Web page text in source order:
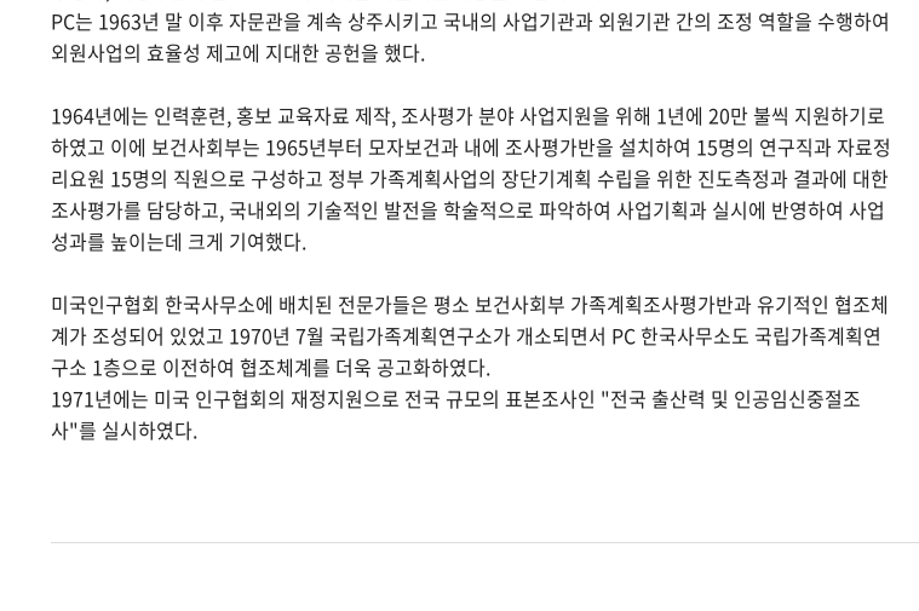
PC는 1963년 말 이후 자문관을 계속 상주시키고 국내의 사업기관과 외원기관 간의 조정 역할을 수행하여
외원사업의 효율성 제고에 지대한 공헌을 했다.
1964년에는 인력훈련, 홍보 교육자료 제작, 조사평가 분야 사업지원을 위해 1년에 20만 불씩 지원하기로
하였고 이에 보건사회부는 1965년부터 모자보건과 내에 조사평가반을 설치하여 15명의 연구직과 자료정
리요원 15명의 직원으로 구성하고 정부 가족계획사업의 장단기계획 수립을 위한 진도측정과 결과에 대한
조사평가를 담당하고, 국내외의 기술적인 발전을 학술적으로 파악하여 사업기획과 실시에 반영하여 사업
성과를 높이는데 크게 기여했다.
미국인구협회 한국사무소에 배치된 전문가들은 평소 보건사회부 가족계획조사평가반과 유기적인 협조체
계가 조성되어 있었고 1970년 7월 국립가족계획연구소가 개소되면서 PC 한국사무소도 국립가족계획연
구소 1층으로 이전하여 협조체계를 더욱 공고화하였다.
1971년에는 미국 인구협회의 재정지원으로 전국 규모의 표본조사인 "전국 출산력 및 인공임신중절조
사"를 실시하였다.